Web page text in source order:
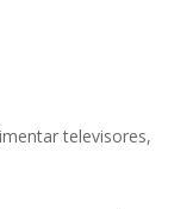
televisores,